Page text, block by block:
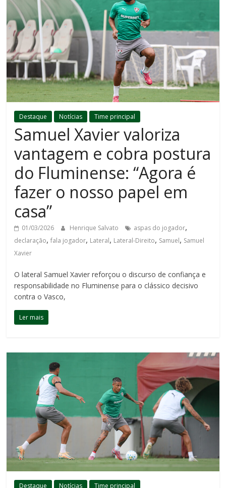
Destaque Notícias Time principal
Samuel Xavier valoriza
vantagem e cobra postura
do Fluminense: “Agora é
fazer o nosso papel em
casa”
01/03/2026 Henrique Salvato aspas do jogador,
declaração,fala jogador, Lateral, Lateral-Direito, Samuel, Samuel
Xavier
O lateral Samuel Xavier reforçou o discurso de confiança e
responsabilidade no Fluminense para o clássico decisivo
contra o Vasco,
Ler mais
Destaque Notícias Time principal